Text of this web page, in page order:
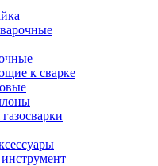
к сварке